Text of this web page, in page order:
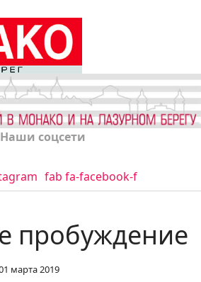
Наши соцсети
fab fa-facebook-f
пробуждение
марта 2019